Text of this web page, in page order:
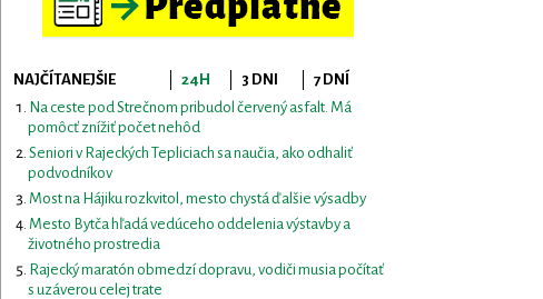
NAJČÍTANEJŠIE 24H 3 DNI
7 DNÍ
Na ceste pod Strečnom pribudol červený asfalt. Má
pomôcť znížiť počet nehôd
Seniori v Rajeckých Tepliciach sa naučia, ako odhaliť
podvodníkov
Most na Hájiku rozkvitol, mesto chystá ďalšie výsadby
Mesto Bytča hľadá vedúceho oddelenia výstavby a
životného prostredia
Rajecký maratón obmedzí dopravu, vodiči musia počítať
s uzáverou celej trate